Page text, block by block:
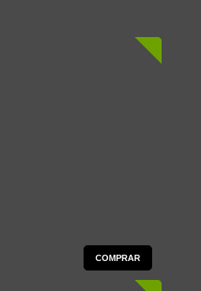
COMPRAR